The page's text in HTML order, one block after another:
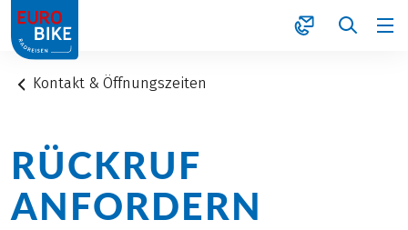
1
Kontakt & Öffnungszeiten
RÜCKRUF
ANFORDERN